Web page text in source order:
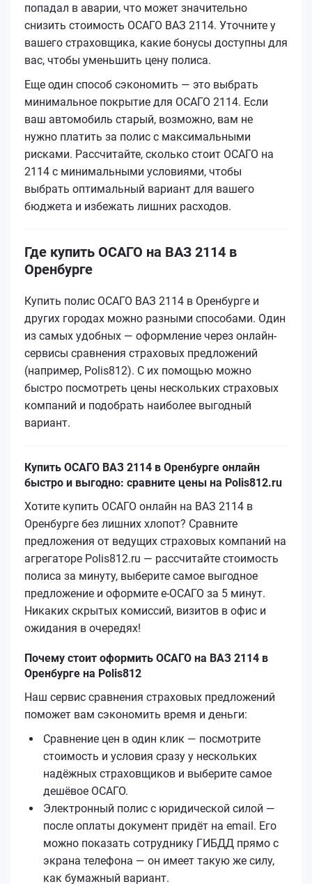
попадал в аварии, что может значительно
снизить стоимость ОСАГО ВАЗ 2114. Уточните у
вашего страховщика, какие бонусы доступны для
вас, чтобы уменьшить цену полиса.
Еще один способ сэкономить — это выбрать
минимальное покрытие для ОСАГО 2114. Если
ваш автомобиль старый, возможно, вам не
нужно платить за полис с максимальными
рисками. Рассчитайте, сколько стоит ОСАГО на
2114 с минимальными условиями, чтобы
выбрать оптимальный вариант для вашего
бюджета и избежать лишних расходов.
Где купить ОСАГО на ВАЗ 2114 в
Оренбурге
Купить полис ОСАГО ВАЗ 2114 в Оренбурге и
других городах можно разными способами. Один
из самых удобных — оформление через онлайн-
сервисы сравнения страховых предложений
(например, Polis812). С их помощью можно
быстро посмотреть цены нескольких страховых
компаний и подобрать наиболее выгодный
вариант.
Купить ОСАГО ВАЗ 2114 в Оренбурге онлайн
быстро и выгодно: сравните цены на Polis812.ru
Хотите купить ОСАГО онлайн на ВАЗ 2114 в
Оренбурге без лишних хлопот? Сравните
предложения от ведущих страховых компаний на
агрегаторе Polis812.ru — рассчитайте стоимость
полиса за минуту, выберите самое выгодное
предложение и оформите е‑ОСАГО за 5 минут.
Никаких скрытых комиссий, визитов в офис и
ожидания в очередях!
Почему стоит оформить ОСАГО на ВАЗ 2114 в
Оренбурге на Polis812
Наш сервис сравнения страховых предложений
поможет вам сэкономить время и деньги:
Сравнение цен в один клик — посмотрите
стоимость и условия сразу у нескольких
надёжных страховщиков и выберите самое
дешёвое ОСАГО.
Электронный полис с юридической силой —
после оплаты документ придёт на email. Его
можно показать сотруднику ГИБДД прямо с
экрана телефона — он имеет такую же силу,
как бумажный вариант.